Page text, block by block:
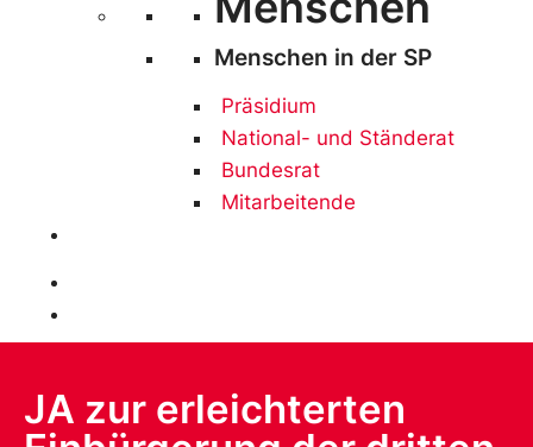
Menschen in der SP
Präsidium
National- und Ständerat
Bundesrat
Mitarbeitende
JA zur erleichterten